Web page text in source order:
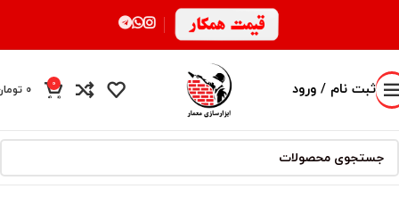
ثبت نام / ورود
0
محصول
0